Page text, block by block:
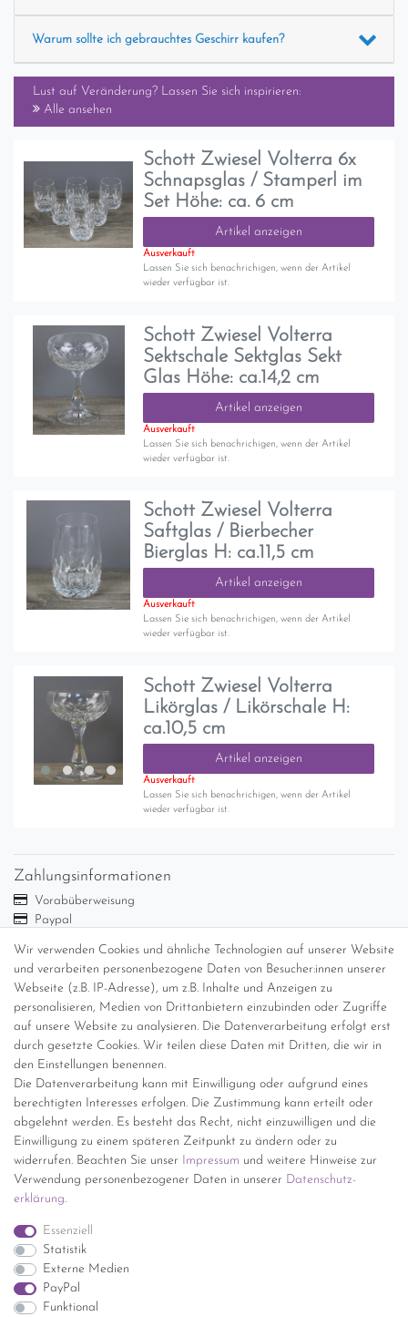
Warum sollte ich gebrauchtes Geschirr kaufen?
Lust auf Veränderung? Lassen Sie sich inspirieren:
Alle ansehen
Schott Zwiesel Volterra 6x
Schnapsglas / Stamperl im
Set Höhe: ca. 6 cm
Artikel anzeigen
Ausverkauft
Lassen Sie sich benachrichigen, wenn der Artikel
wieder verfügbar ist.
Schott Zwiesel Volterra
Sektschale Sektglas Sekt
Glas Höhe: ca.14,2 cm
Artikel anzeigen
Ausverkauft
Lassen Sie sich benachrichigen, wenn der Artikel
wieder verfügbar ist.
Schott Zwiesel Volterra
Saftglas / Bierbecher
Bierglas H: ca.11,5 cm
Artikel anzeigen
Ausverkauft
Lassen Sie sich benachrichigen, wenn der Artikel
wieder verfügbar ist.
Schott Zwiesel Volterra
Likörglas / Likörschale H:
ca.10,5 cm
Artikel anzeigen
Ausverkauft
Lassen Sie sich benachrichigen, wenn der Artikel
wieder verfügbar ist.
Wir verwenden Cookies und ähnliche Technologien auf unserer Website
und verarbeiten personenbezogene Daten von Besucher:innen unserer
Webseite (z.B. IP-Adresse), um z.B. Inhalte und Anzeigen zu
personalisieren, Medien von Drittanbietern einzubinden oder Zugriffe
auf unsere Website zu analysieren. Die Datenverarbeitung erfolgt erst
durch gesetzte Cookies. Wir teilen diese Daten mit Dritten, die wir in
den Einstellungen benennen.
Die Datenverarbeitung kann mit Einwilligung oder aufgrund eines
berechtigten Interesses erfolgen. Die Zustimmung kann erteilt oder
abgelehnt werden. Es besteht das Recht, nicht einzuwilligen und die
Einwilligung zu einem späteren Zeitpunkt zu ändern oder zu
widerrufen. Beachten Sie unser Impressum und weitere Hinweise zur
Verwendung personenbezogener Daten in unserer Daten­schutz­
erklärung.
Essenziell
Statistik
Externe Medien
PayPal
Funktional
Zahlungsinformationen
Vorabüberweisung
Paypal
Versandinformationen
Versand per GLS (6,90 Euro) oder DHL (8,49 Euro ) inkl. MwSt.
(innerhalb Deutschlands)
kostenfreie Lieferung ab 150 Euro Warenwert (innerhalb
Deutschlands)
Übersicht Internationale Versandkosten
Wir kaufen an
Sie haben zuviel Porzellan im Schrank? Gerne kaufen wir dieses an.
Einfach unverbindliches Angebot anfordern.
*Endpreis inkl. MwSt. (Dieser Artikel unterliegt gem. § 25a
UStG der Differenzbesteuerung, ein Ausweis der
Mehrwertsteuer auf der Rechnung erfolgt nicht.)